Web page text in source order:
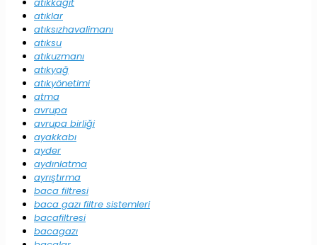
atıklar
atıksızhavalimanı
atıksu
atıkuzmanı
atıkyağ
atıkyönetimi
atma
avrupa
avrupa birliği
ayakkabı
ayder
aydınlatma
ayrıştırma
baca filtresi
baca gazı filtre sistemleri
bacafiltresi
bacagazı